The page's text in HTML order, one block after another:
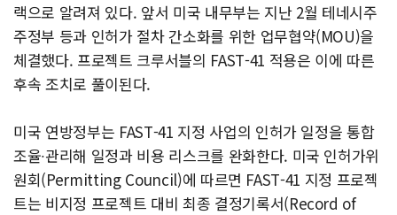
랙으로 알려져 있다. 앞서 미국 내무부는 지난 2월 테네시주
주정부 등과 인허가 절차 간소화를 위한 업무협약(MOU)을
체결했다. 프로젝트 크루서블의 FAST-41 적용은 이에 따른
후속 조치로 풀이된다.
미국 연방정부는 FAST-41 지정 사업의 인허가 일정을 통합
조율∙관리해 일정과 비용 리스크를 완화한다. 미국 인허가위
원회(Permitting Council)에 따르면 FAST-41 지정 프로젝
트는 비지정 프로젝트 대비 최종 결정기록서(Record of